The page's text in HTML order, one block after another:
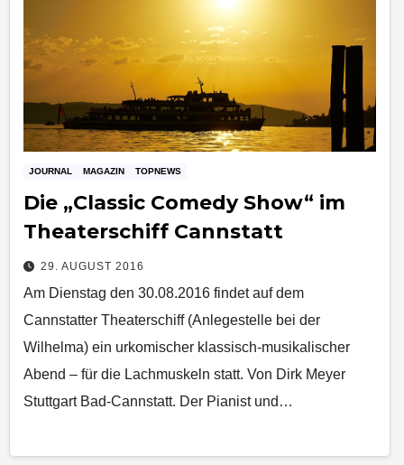
JOURNAL MAGAZIN TOPNEWS
Die „Classic Comedy Show“ im
Theaterschiff Cannstatt
29. AUGUST 2016
Am Dienstag den 30.08.2016 findet auf dem
Cannstatter Theaterschiff (Anlegestelle bei der
Wilhelma) ein urkomischer klassisch-musikalischer
Abend – für die Lachmuskeln statt. Von Dirk Meyer
Stuttgart Bad-Cannstatt. Der Pianist und…